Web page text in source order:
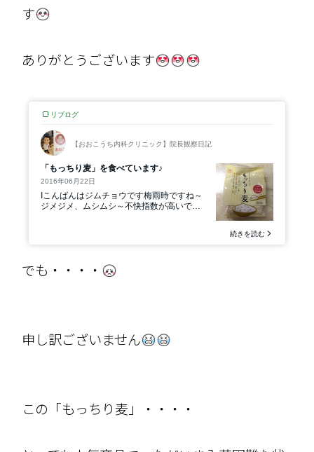
す
ありがとうございます
でも・・・・
申し訳ございません
この「もっちり麦」・・・・